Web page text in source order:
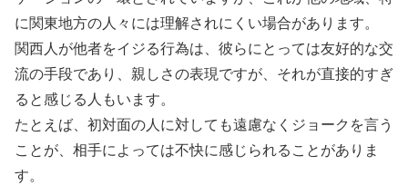
に関東地方の人々には理解されにくい場合があります。
関西人が他者をイジる行為は、彼らにとっては友好的な交
流の手段であり、親しさの表現ですが、それが直接的すぎ
ると感じる人もいます。
たとえば、初対面の人に対しても遠慮なくジョークを言う
ことが、相手によっては不快に感じられることがありま
す。